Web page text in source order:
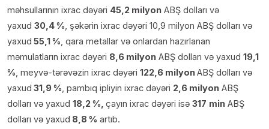
məhsullarının ixrac dəyəri 45,2 milyon ABŞ dolları və
yaxud 30,4 % , şəkərin ixrac dəyəri 10,9 milyon ABŞ dolları və
yaxud 55,1 % , qara metallar və onlardan hazırlanan
məmulatların ixrac dəyəri 8,6 milyon ABŞ dolları və yaxud 19,1
% , meyvə-tərəvəzin ixrac dəyəri 122,6 milyonABŞ dolları və
yaxud 31,9 % , pambıq ipliyin ixrac dəyəri 2,6 milyon ABŞ
dolları və yaxud 18,2 %, çayın ixrac dəyəri isə 317 min ABŞ
dolları və yaxud 8,8 % artıb.